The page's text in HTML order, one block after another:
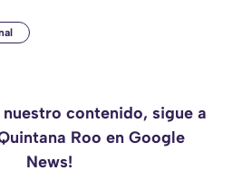
nuestro contenido, sigue a
Roo en Google
News!